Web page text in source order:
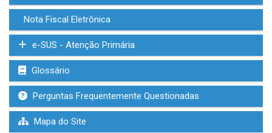
Nota Fiscal Eletrônica
e-SUS - Atenção Primária
Glossário
Perguntas Frequentemente Questionadas
Mapa do Site